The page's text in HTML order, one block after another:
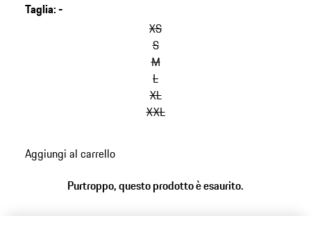
Taglia:-
XS
S
M
L
XL
XXL
Aggiungi al carrello
Purtroppo, questo prodotto è esaurito.